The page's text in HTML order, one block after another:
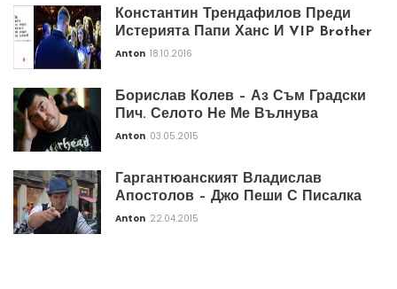
Константин Трендафилов Преди
Истерията Папи Ханс И VIP Brother
Anton 18.10.2016
Борислав Колев – Аз Съм Градски
Пич. Селото Не Ме Вълнува
Anton 03.05.2015
Гаргантюанският Владислав
Апостолов – Джо Пеши С Писалка
Anton 22.04.2015